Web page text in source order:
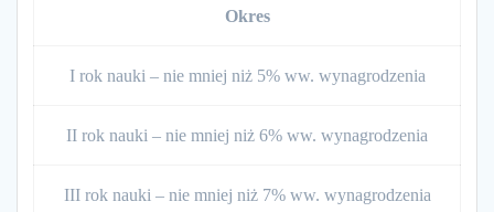
Okres
I rok nauki – nie mniej niż 5% ww. wynagrodzenia
II rok nauki – nie mniej niż 6% ww. wynagrodzenia
III rok nauki – nie mniej niż 7% ww. wynagrodzenia